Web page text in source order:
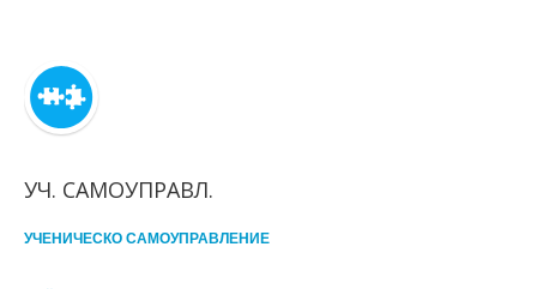
УЧ. САМОУПРАВЛ.
УЧЕНИЧЕСКО САМОУПРАВЛЕНИЕ